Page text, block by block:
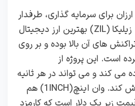
برای سرمایه‌ گذاری، طرفدار
زیادی پیدا کرده است. زیلیکا (ZIL) بهترین ارز دیجیتال
های آن بالا بوده و بر روی
است. این پروژه از
می کند و می تواند در هر ثانیه
هزاران تراکنش را پردازش کند. وان‌ اینچ (1INCH) هم
زیر یک دلار است که کارمزد